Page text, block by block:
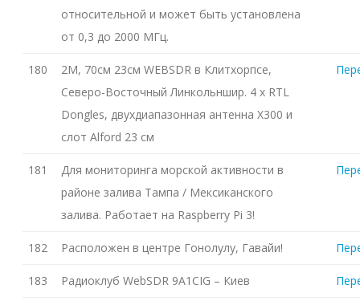
относительной и может быть установлена
от 0,3 до 2000 МГц.
180
2M, 70см 23см WEBSDR в Клитхорпсе,
Северо-Восточный Линкольншир. 4 x RTL
Dongles, двухдиапазонная антенна X300 и
слот Alford 23 см
181
Для мониторинга морской активности в
районе залива Тампа / Мексиканского
залива. Работает на Raspberry Pi 3!
182 Расположен в центре Гонолулу, Гавайи!
183 Радиоклуб WebSDR 9A1CIG – Киев